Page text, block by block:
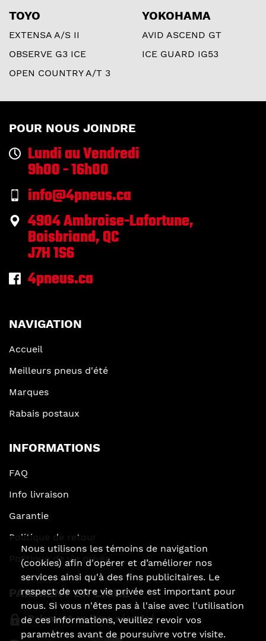
TOYO
EXTENSA A/S II
OBSERVE G3 ICE
OPEN COUNTRY A/T 3
YOKOHAMA
AVID ASCEND GT
ICE GUARD IG53
POUR NOUS JOINDRE
Lundi au Vendredi
9h00 - 16h00
info@4pneus.ca
4904 Ambroise-Lafortune,
Boisbriand, QC
J7H 1S6
4pneus.ca
NAVIGATION
Accueil
Meilleurs pneus d'été
Marques
Rabais postaux
INFORMATIONS
FAQ
Info livraison
Garantie
Politique de retour
Politique de vie privée
PAIEMENT EN LIGNE
Paiement en ligne sécurisé
Nous utilisons les témoins de navigation
(cookies) afin d'opérer et d’améliorer nos
services ainsi qu'à des fins publicitaires. Le
respect de votre vie privée est important pour
nous. Si vous n'êtes pas à l'aise avec l'utilisation
de ces informations, veuillez revoir vos
paramètres avant de poursuivre votre visite.